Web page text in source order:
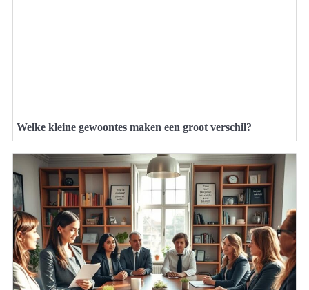
Welke kleine gewoontes maken een groot verschil?